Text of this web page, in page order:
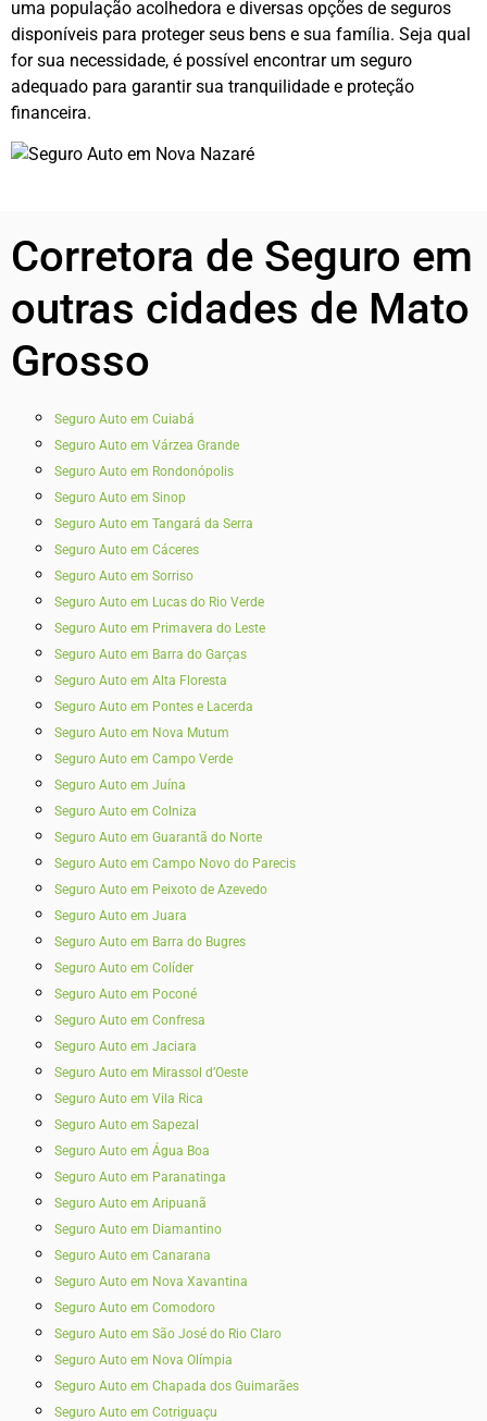
uma população acolhedora e diversas opções de seguros
disponíveis para proteger seus bens e sua família. Seja qual
for sua necessidade, é possível encontrar um seguro
adequado para garantir sua tranquilidade e proteção
financeira.
Corretora de Seguro em
outras cidades de Mato
Grosso
Seguro Auto em Cuiabá
Seguro Auto em Várzea Grande
Seguro Auto em Rondonópolis
Seguro Auto em Sinop
Seguro Auto em Tangará da Serra
Seguro Auto em Cáceres
Seguro Auto em Sorriso
Seguro Auto em Lucas do Rio Verde
Seguro Auto em Primavera do Leste
Seguro Auto em Barra do Garças
Seguro Auto em Alta Floresta
Seguro Auto em Pontes e Lacerda
Seguro Auto em Nova Mutum
Seguro Auto em Campo Verde
Seguro Auto em Juína
Seguro Auto em Colniza
Seguro Auto em Guarantã do Norte
Seguro Auto em Campo Novo do Parecis
Seguro Auto em Peixoto de Azevedo
Seguro Auto em Juara
Seguro Auto em Barra do Bugres
Seguro Auto em Colíder
Seguro Auto em Poconé
Seguro Auto em Confresa
Seguro Auto em Jaciara
Seguro Auto em Mirassol d’Oeste
Seguro Auto em Vila Rica
Seguro Auto em Sapezal
Seguro Auto em Água Boa
Seguro Auto em Paranatinga
Seguro Auto em Aripuanã
Seguro Auto em Diamantino
Seguro Auto em Canarana
Seguro Auto em Nova Xavantina
Seguro Auto em Comodoro
Seguro Auto em São José do Rio Claro
Seguro Auto em Nova Olímpia
Seguro Auto em Chapada dos Guimarães
Seguro Auto em Cotriguaçu